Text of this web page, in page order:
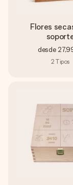
Flores
desde
2 Tipos